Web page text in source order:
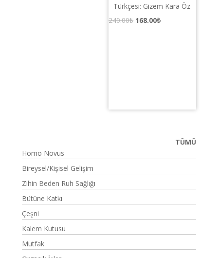
Türkçesi: Gizem Kara Öz
240.00₺ Orijinal
168.00₺Şu
TÜMÜ
Homo Novus
Bireysel/Kişisel Gelişim
Zihin Beden Ruh Sağlığı
Bütüne Katkı
Çeşni
Kalem Kutusu
Mutfak